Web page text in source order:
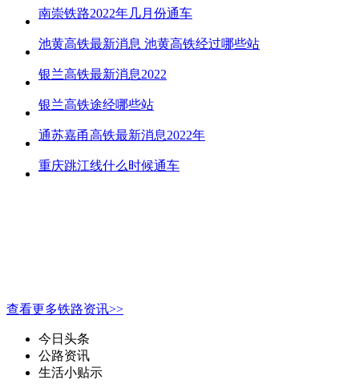
南崇铁路2022年几月份通车
池黄高铁最新消息 池黄高铁经过哪些站
银兰高铁最新消息2022
银兰高铁途经哪些站
通苏嘉甬高铁最新消息2022年
重庆跳江线什么时候通车
查看更多铁路资讯>>
今日头条
公路资讯
生活小贴示